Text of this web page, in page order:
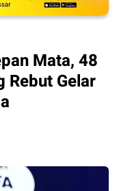
Mata, 48
Rebut Gelar